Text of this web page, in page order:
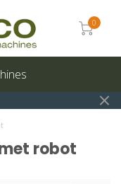
0
robot